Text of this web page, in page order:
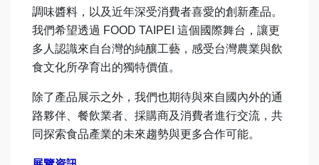
調味醬料，以及近年深受消費者喜愛的創新產品。
我們希望透過 FOOD TAIPEI 這個國際舞台，讓更
多人認識來自台灣的純釀工藝，感受台灣農業與飲
食文化所孕育出的獨特價值。
除了產品展示之外，我們也期待與來自國內外的通
路夥伴、餐飲業者、採購商及消費者進行交流，共
同探索食品產業的未來趨勢與更多合作可能。